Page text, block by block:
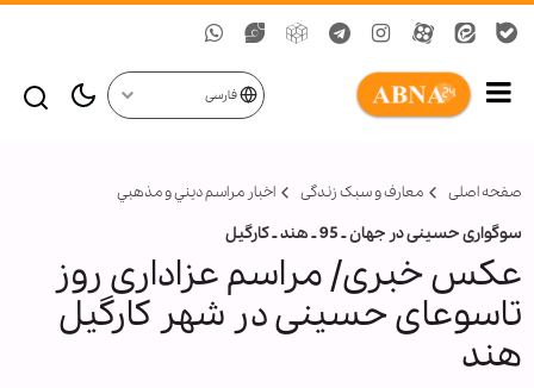
فارسی
صفحه اصلی معارف و سبک زندگی اخبار مراسم ديني و مذهبي
سوگواری حسینی در جهان ـ 95 ـ هند ـ کارگیل
عکس خبری/ مراسم عزاداری روز
تاسوعای حسینی در شهر کارگیل
هند